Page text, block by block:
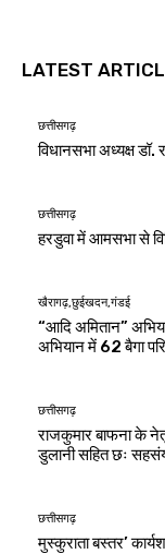
LATEST
छत्तीसगढ़
विधानसभा अध्यक्ष
छत्तीसगढ़
हरडुवा में आमसभा से
खैरागढ़,छुईखदन,गंडई
“आदि अमितान”
अभियान में 62 बैगा
छत्तीसगढ़
राजकुमार बाफना के
डुलानी सहित छः
छत्तीसगढ़
मुस्कुराता बस्तर’